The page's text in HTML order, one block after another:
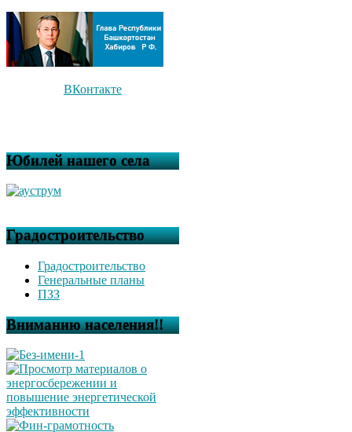
ВКонтакте
Юбилей нашего села
Градостроительство
Градостроительство
Генеральные планы
ПЗЗ
Вниманию населения!!